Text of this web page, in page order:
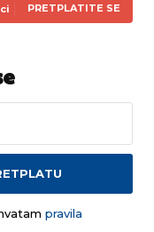
PRETPLATITE SE
pravila